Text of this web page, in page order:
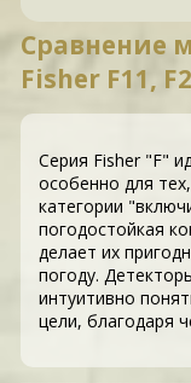
Сравнение
Fisher F11,
Серия Fisher "F"
особенно для
категории
погодостойкая
делает их
погоду.
интуитивно
цели, благодаря